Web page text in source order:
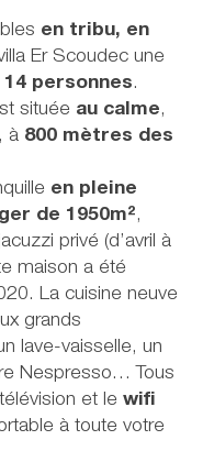
en tribu, en
Er Scoudec une
personnes.
située au calme,
à 800 mètres des
en pleine
de 1950m²,
privé (d’avril à
maison a été
La cuisine neuve
grands
lave-vaisselle, un
Nespresso… Tous
et le wifi
à toute votre